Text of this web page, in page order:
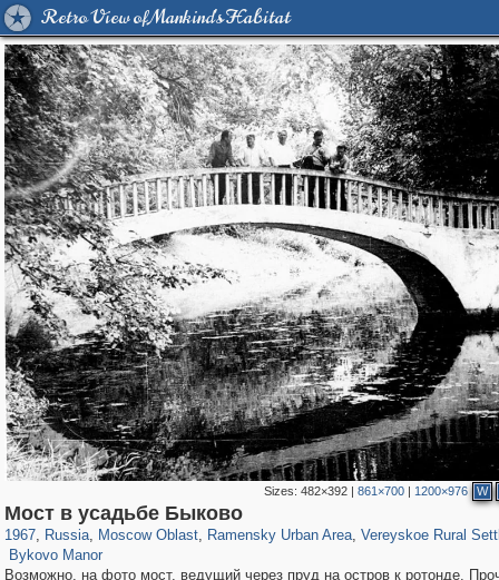
Retro View of Mankind's Habitat
Sizes: 482×392| 861×700| 1200×976 W
Мост в усадьбе Быково
1967, Russia
1,407,325 29,248
, Moscow Oblast
96,615 1,691
, Ramensky Urban Area
1,694
, Vereyskoe Rural
Bykovo Manor
126 21
Возможно, на фото мост, ведущий через пруд на остров к ротонде.